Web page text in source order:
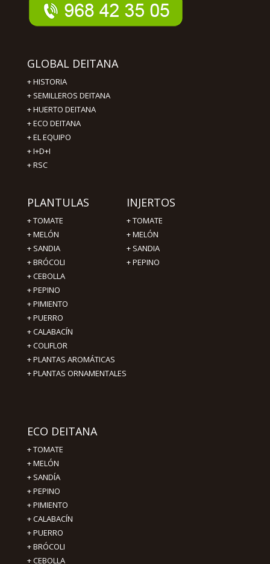
GLOBAL DEITANA
+HISTORIA
+ SEMILLEROS DEITANA
+HUERTO DEITANA
+ECO DEITANA
+EL EQUIPO
+I+D+I
+RSC
PLANTULAS
+TOMATE
+MELÓN
+ SANDIA
+BRÓCOLI
+CEBOLLA
+PEPINO
+PIMIENTO
+ PUERRO
+ CALABACÍN
+ COLIFLOR
+ PLANTAS AROMÁTICAS
+ PLANTAS ORNAMENTALES
INJERTOS
+TOMATE
+MELÓN
+ SANDIA
+PEPINO
ECO DEITANA
+TOMATE
+MELÓN
+ SANDÍA
+PEPINO
+PIMIENTO
+CALABACÍN
+PUERRO
+BRÓCOLI
+CEBOLLA